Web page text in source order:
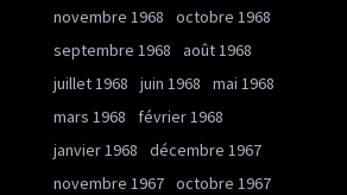
novembre 1968
octobre 1968
septembre 1968
août 1968
juillet 1968
juin 1968
mai 1968
mars 1968
février 1968
janvier 1968
décembre 1967
novembre 1967 octobre 1967